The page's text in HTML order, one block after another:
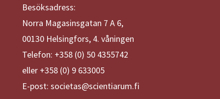
Besöksadress:
Norra Magasinsgatan 7 A 6,
00130 Helsingfors, 4. våningen
Telefon: +358 (0) 50 4355742
eller +358 (0) 9 633005
E-post: societas@scientiarum.fi